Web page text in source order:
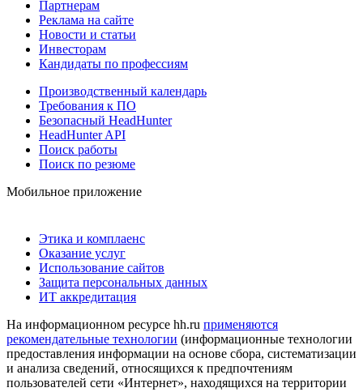
Партнерам
Реклама на сайте
Новости и статьи
Инвесторам
Кандидаты по профессиям
Производственный календарь
Требования к ПО
Безопасный HeadHunter
HeadHunter API
Поиск работы
Поиск по резюме
Мобильное приложение
Этика и комплаенс
Оказание услуг
Использование сайтов
Защита персональных данных
ИТ аккредитация
На информационном ресурсе hh.ru применяются
рекомендательные технологии (информационные технологии
предоставления информации на основе сбора, систематизации
и анализа сведений, относящихся к предпочтениям
пользователей сети «Интернет», находящихся на территории